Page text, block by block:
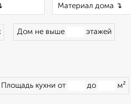
Дом не выше этажей
Площадь кухни от до м²